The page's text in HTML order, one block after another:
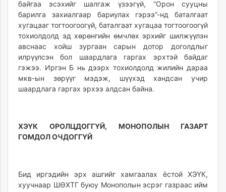
байгаа эсэхийг шалгаж үзээгүй, “Орон сууцны
барилга захиалгаар бариулах гэрээ”-нд баталгаат
хугацааг тогтоогоогүй, баталгаат хугацаа тогтоогоогүй
тохиолдолд эд хөрөнгийн өмчлөх эрхийг шилжүүлэн
авснаас хойш зургаан сарын дотор доголдлыг
илрүүлсэн бол шаардлага гаргах эрхтэй байдаг
гэжээ. Иргэн Б нь дээрх тохиолдолд жилийн дараа
мкв-ын зөрүүг мэдэж, шүүхэд хандсан учир
шаардлага гаргах эрхээ алдсан байна.
ХЭҮК ОРОЛЦДОГГҮЙ, МОНОПОЛЫН ГАЗАРТ
ГОМДОЛ ОЧДОГГҮЙ
Бид иргэдийн эрх ашгийг хамгаалах ёстой ХЭҮК,
хуучнаар ШӨХТГ буюу Монополын эсрэг газраас ийм